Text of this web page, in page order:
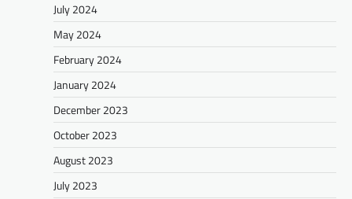
July 2024
May 2024
February 2024
January 2024
December 2023
October 2023
August 2023
July 2023